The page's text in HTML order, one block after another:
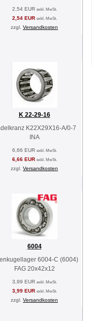
2,54 EUR exkl. MwSt.
2,54 EUR exkl. MwSt.
zzgl. Versandkosten
K 22-29-16
K22X29X16-A/0-7
INA
6,66 EUR exkl. MwSt.
6,66 EUR exkl. MwSt.
zzgl. Versandkosten
6004
6004-C (6004)
FAG 20x42x12
3,99 EUR exkl. MwSt.
3,99 EUR exkl. MwSt.
zzgl. Versandkosten